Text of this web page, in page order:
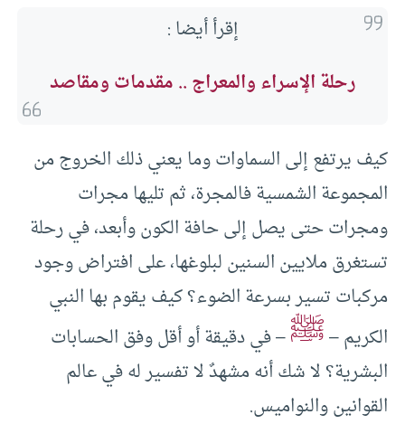
إقرأ أيضا :
رحلة الإسراء والمعراج .. مقدمات ومقاصد
كيف يرتفع إلى السماوات وما يعني ذلك الخروج من
المجموعة الشمسية فالمجرة، ثم تليها مجرات
ومجرات حتى يصل إلى حافة الكون وأبعد، في رحلة
تستغرق ملايين السنين لبلوغها، على افتراض وجود
مركبات تسير بسرعة الضوء؟ كيف يقوم بها النبي
الكريم –ﷺ– في دقيقة أو أقل وفق الحسابات
البشرية؟ لا شك أنه مشهدٌ لا تفسير له في عالم
القوانين والنواميس.